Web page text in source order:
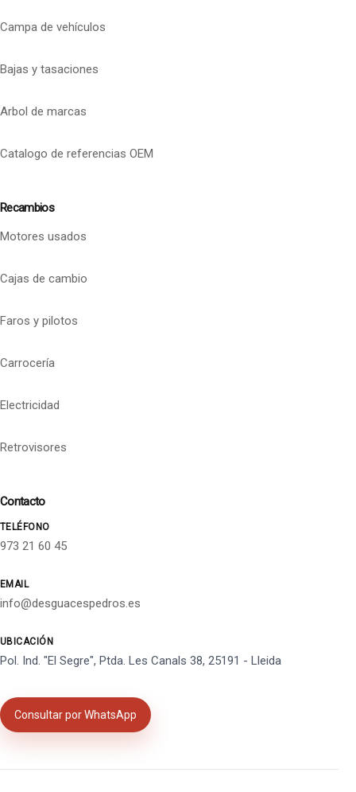
Campa de vehículos
Bajas y tasaciones
Arbol de marcas
Catalogo de referencias OEM
Recambios
Motores usados
Cajas de cambio
Faros y pilotos
Carrocería
Electricidad
Retrovisores
Contacto
TELÉFONO
973 21 60 45
EMAIL
info@desguacespedros.es
UBICACIÓN
Pol. Ind. "El Segre", Ptda. Les Canals 38, 25191 - Lleida
Consultar por WhatsApp